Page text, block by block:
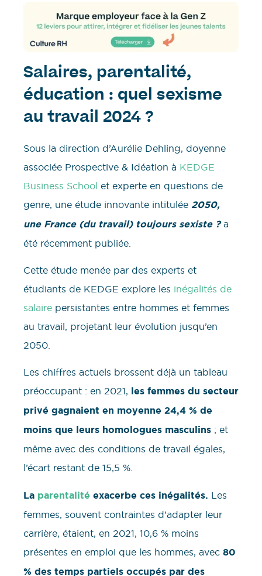
Salaires, parentalité,
éducation : quel sexisme
au travail 2024 ?
Sous la direction d’Aurélie Dehling, doyenne
associée Prospective & Idéation à KEDGE
Business School et experte en questions de
genre, une étude innovante intitulée 2050,
une France (du travail) toujours sexiste ? a
été récemment publiée.
Cette étude menée par des experts et
étudiants de KEDGE explore les inégalités de
salaire persistantes entre hommes et femmes
au travail, projetant leur évolution jusqu’en
2050.
Les chiffres actuels brossent déjà un tableau
préoccupant : en 2021, les femmes du secteur
privé gagnaient en moyenne 24,4 % de
moins que leurs homologues masculins ; et
même avec des conditions de travail égales,
l’écart restant de 15,5 %.
La parentalité exacerbe ces inégalités. Les
femmes, souvent contraintes d’adapter leur
carrière, étaient, en 2021, 10,6 % moins
présentes en emploi que les hommes, avec 80
% des temps partiels occupés par des